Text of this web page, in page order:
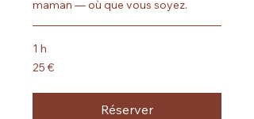
maman — où que vous soyez.
1 h
25
euros
25 €
Réserver